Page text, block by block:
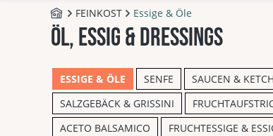
B2C - Shop
FEINKOST Essige & Öle
öl, essig & dressings
ESSIGE & ÖLE SENFE SAUCEN &
SALZGEBÄCK & GRISSINI
ACETO BALSAMICO
FRUCHTESSIGE &